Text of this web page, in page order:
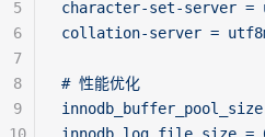
character-set-server =
collation-server =
# 性能优化
innodb_buffer_pool_size
5
6
7
8
9